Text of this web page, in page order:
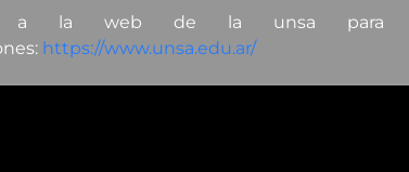
a la web de la unsa para
https://www.unsa.edu.ar/